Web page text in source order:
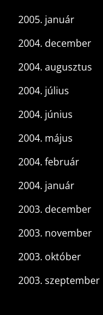
2005. január
2004. december
2004. augusztus
2004. július
2004. június
2004. május
2004. február
2004. január
2003. december
2003. november
2003. október
2003. szeptember